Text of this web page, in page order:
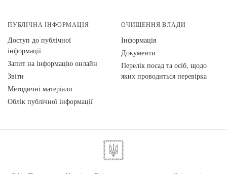
ПУБЛІЧНА ІНФОРМАЦІЯ
Доступ до публічної
інформації
Запит на інформацію онлайн
Звіти
Методичні матеріали
Облік публічної інформації
ОЧИЩЕННЯ ВЛАДИ
Інформація
Документи
Перелік посад та осіб, щодо
яких проводиться перевірка